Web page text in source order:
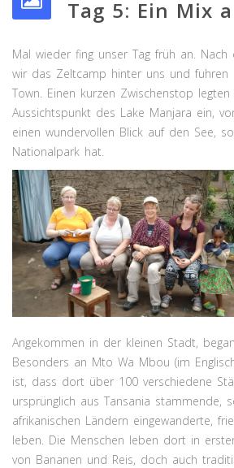
Tag 5: Ein Mix
Mal wieder fing unser Tag früh an. Nach
wir das Zeltcamp hinter uns und fuhren
Town. Einen kurzen Zwischenstop
Aussichtspunkt des Lake Manjara ein,
einen wundervollen Blick auf den See,
Nationalpark hat.
Angekommen in der kleinen Stadt,
Besonders an Mto Wa Mbou (im
ist, dass dort über 100 verschiedene
ursprünglich aus Tansania stammende,
afrikanischen Ländern eingewanderte,
leben. Die Menschen leben dort in
von Bananen und Reis, doch auch